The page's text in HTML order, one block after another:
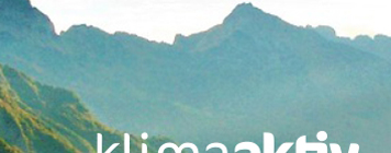
| Video
Archiv Bilder am Eis
Archiv Videodokumentationen